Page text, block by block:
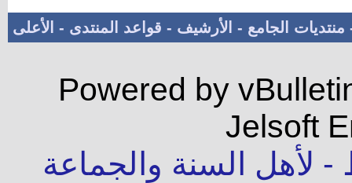
منتديات الجامع - الأرشيف - قواعد المنتدى - الأعلى
Powered by
Jelsoft
السنة والجماعة